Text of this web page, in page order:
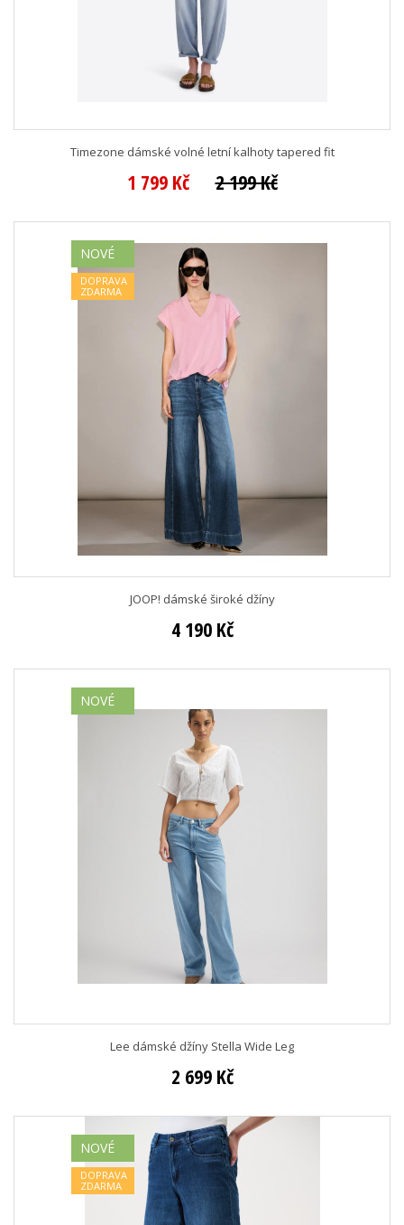
Timezone dámské volné letní kalhoty tapered fit
1 799 Kč 2 199 Kč
NOVÉ
DOPRAVA
ZDARMA
JOOP! dámské široké džíny
4 190 Kč
NOVÉ
Lee dámské džíny Stella Wide Leg
2 699 Kč
NOVÉ
DOPRAVA
ZDARMA